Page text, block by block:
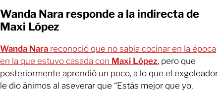
Wanda Nara responde a la indirecta de
Maxi López
Wanda Nara reconoció que no sabía cocinar en la época
en la que estuvo casada con Maxi López, pero que
posteriormente aprendió un poco, a lo que el exgoleador
le dio ánimos al aseverar que “Estás mejor que yo,